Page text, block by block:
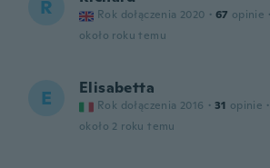
R Rok dołączenia 2020 · 67 opinie ·
około roku temu
E Elisabetta
Rok dołączenia 2016 · 31 opinie ·
około 2 roku temu